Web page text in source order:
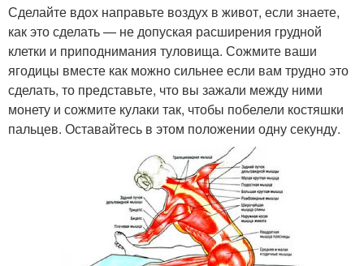
Сделайте вдох направьте воздух в живот, если знаете,
как это сделать — не допуская расширения грудной
клетки и приподнимания туловища. Сожмите ваши
ягодицы вместе как можно сильнее если вам трудно это
сделать, то представьте, что вы зажали между ними
монету и сожмите кулаки так, чтобы побелели костяшки
пальцев. Оставайтесь в этом положении одну секунду.